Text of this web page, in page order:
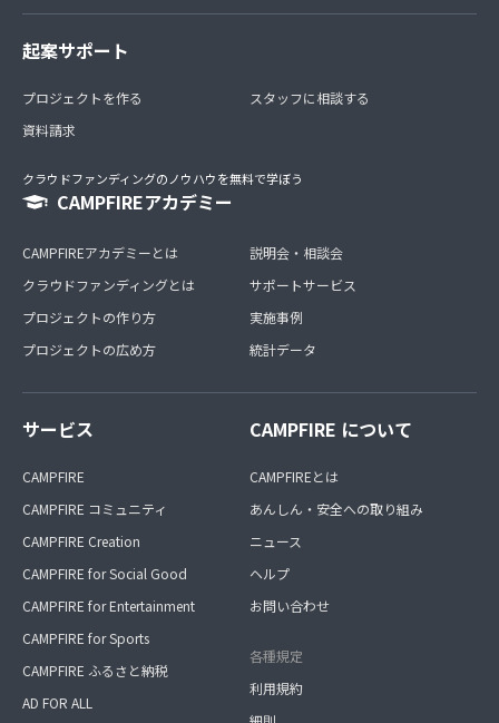
起案サポート
プロジェクトを作る
資料請求
スタッフに相談する
クラウドファンディングのノウハウを無料で学ぼう
CAMPFIREアカデミー
CAMPFIREアカデミーとは
クラウドファンディングとは
プロジェクトの作り方
プロジェクトの広め方
説明会・相談会
サポートサービス
実施事例
統計データ
サービス
CAMPFIRE
CAMPFIRE コミュニティ
CAMPFIRE Creation
CAMPFIRE for Social Good
CAMPFIRE for Entertainment
CAMPFIRE for Sports
CAMPFIRE ふるさと納税
AD FOR ALL
CAMPFIRE について
CAMPFIREとは
あんしん・安全への取り組み
ニュース
ヘルプ
お問い合わせ
各種規定
利用規約